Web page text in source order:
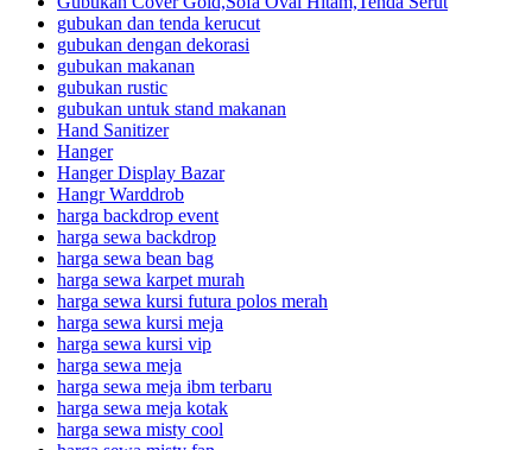
gubukan dan tenda kerucut
gubukan dengan dekorasi
gubukan makanan
gubukan rustic
gubukan untuk stand makanan
Hand Sanitizer
Hanger
Hanger Display Bazar
Hangr Warddrob
harga backdrop event
harga sewa backdrop
harga sewa bean bag
harga sewa karpet murah
harga sewa kursi futura polos merah
harga sewa kursi meja
harga sewa kursi vip
harga sewa meja
harga sewa meja ibm terbaru
harga sewa meja kotak
harga sewa misty cool